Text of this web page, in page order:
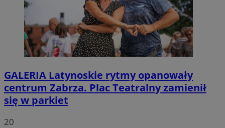
GALERIA Latynoskie rytmy opanowały
centrum Zabrza. Plac Teatralny zamienił
się w parkiet
20